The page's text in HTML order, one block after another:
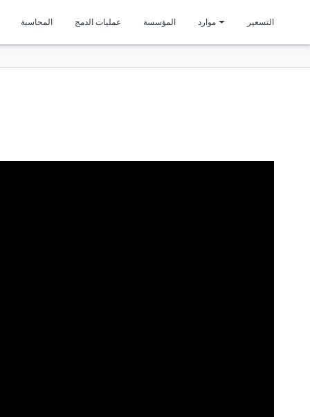
المحاسبة عمليات الدمج المؤسسة موارد التسعير